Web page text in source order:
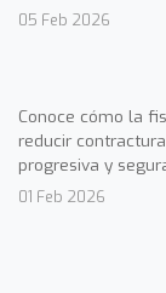
05 Feb 2026
Conoce cómo la
reducir
progresiva y
01 Feb 2026